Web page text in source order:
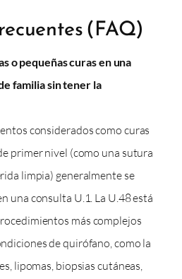
(FAQ)
o pequeñas curas en una
familia sin tener la
considerados como curas
primer nivel (como una sutura
limpia) generalmente se
una consulta U.1. La U.48 está
más complejos
de quirófano, como la
lipomas, biopsias cutáneas,